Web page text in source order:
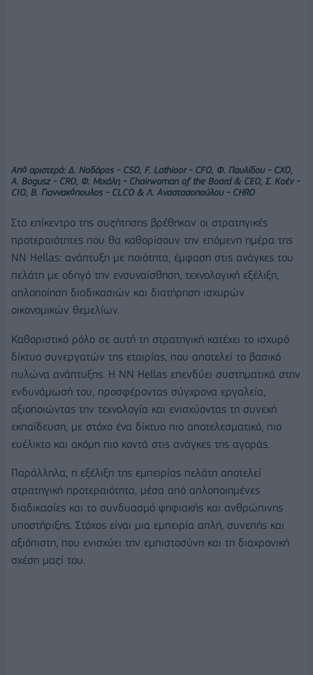
Aπό αριστερά: Δ. Νοδάρος - CSO, F. Lathioor - CFO, Φ. Παυλίδου - CXO,
A. Bogusz - CRO, Φ. Μιχάλη - Chairwoman of the Board & CEO, Σ. Κοέν -
CIO, B. Γιαννακόπουλος - CLCO & Λ. Αναστασοπούλου - CHRO
Στο επίκεντρο της συζήτησης βρέθηκαν οι στρατηγικές
προτεραιότητες που θα καθορίσουν την επόμενη ημέρα της
NN Hellas: ανάπτυξη με ποιότητα, έμφαση στις ανάγκες του
πελάτη με οδηγό την ενσυναίσθηση, τεχνολογική εξέλιξη,
απλοποίηση διαδικασιών και διατήρηση ισχυρών
οικονομικών θεμελίων.
Καθοριστικό ρόλο σε αυτή τη στρατηγική κατέχει το ισχυρό
δίκτυο συνεργατών της εταιρίας, που αποτελεί το βασικό
πυλώνα ανάπτυξης. Η NN Hellas επενδύει συστηματικά στην
ενδυνάμωσή του, προσφέροντας σύγχρονα εργαλεία,
αξιοποιώντας την τεχνολογία και ενισχύοντας τη συνεχή
εκπαίδευση, με στόχο ένα δίκτυο πιο αποτελεσματικό, πιο
ευέλικτο και ακόμη πιο κοντά στις ανάγκες της αγοράς.
Παράλληλα, η εξέλιξη της εμπειρίας πελάτη αποτελεί
στρατηγική προτεραιότητα, μέσα από απλοποιημένες
διαδικασίες και το συνδυασμό ψηφιακής και ανθρώπινης
υποστήριξης. Στόχος είναι μια εμπειρία απλή, συνεπής και
αξιόπιστη, που ενισχύει την εμπιστοσύνη και τη διαχρονική
σχέση μαζί του.